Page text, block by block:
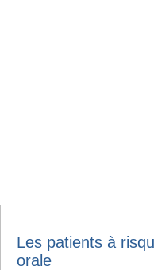
Les patients à
orale